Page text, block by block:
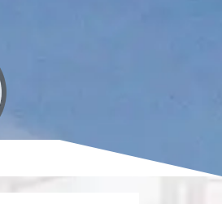
Réparation de toiture